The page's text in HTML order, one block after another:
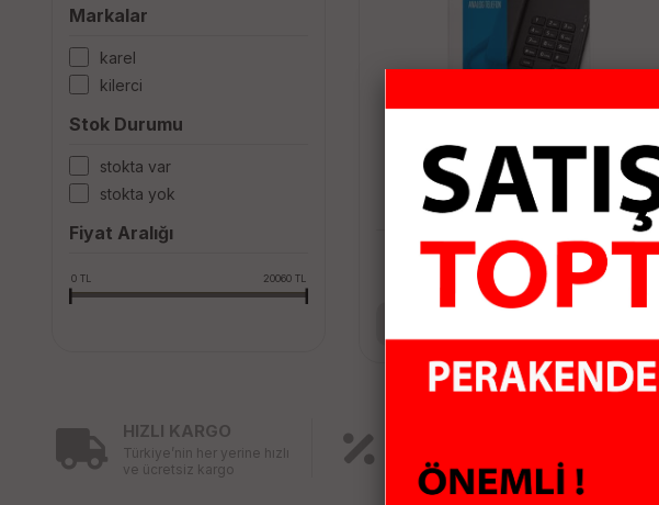
Markalar
karel
ki̇lerci̇
Stok Durumu
stokta var
stokta yok
Fiyat Aralığı
0 TL 20060 TL
KAREL TM140 EKRANSIZ MASA
TELEFONU
1,337.00 TL
HIZLI KARGO
Türkiye’nin her yerine hızlı
ve ücretsiz kargo
ÜRÜNLER
Birbirinden farklı marka ve
ürünler için indirimli fiyatlar